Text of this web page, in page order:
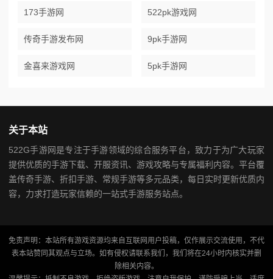
173手游网 522pk游戏网
传奇手游发布网 9pk手游网
金喜来游戏网 5pk手游网
关于本站
522G手游网是专注于手游领域的综合服务平台，致力于为广大玩家
提供优质的手游下载、开服资讯、游戏攻略与专属福利内容。平台覆
盖传奇手游、折扣手游、常规手游等多元品类，每日实时更新优质内
容，力求打造玩家信赖的一站式手游服务站点。
免责声明：本站所有游戏资源均来自互联网用户投稿，仅作展示交流使用，不代
表本站赞同其观点与立场。如有侵权请联系我们，我们将在24小时内核实并删
除相关内容。